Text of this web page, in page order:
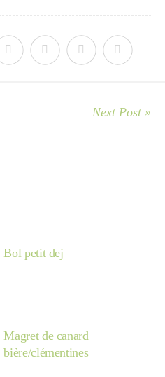
Next Post »
Bol petit dej
Magret de canard
bière/clémentines